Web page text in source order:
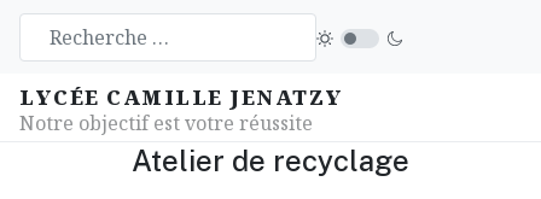
LYCÉE CAMILLE JENATZY
Notre objectif est votre réussite
Atelier de recyclage